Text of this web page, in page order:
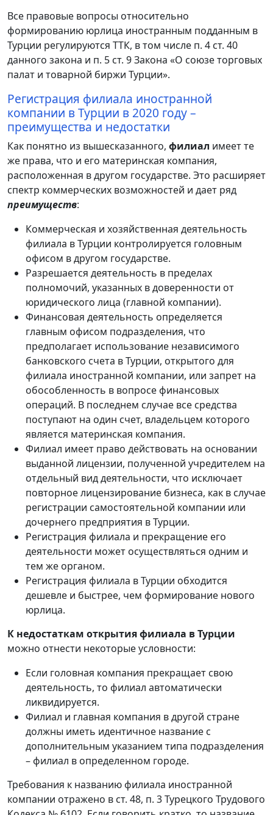
Все правовые вопросы относительно
формированию юрлица иностранным подданным в
Турции регулируются ТТК, в том числе п. 4 ст. 40
данного закона и п. 5 ст. 9 Закона «О союзе торговых
палат и товарной биржи Турции».
Регистрация филиала иностранной
компании в Турции в 2020 году –
преимущества и недостатки
Как понятно из вышесказанного, филиал имеет те
же права, что и его материнская компания,
расположенная в другом государстве. Это расширяет
спектр коммерческих возможностей и дает ряд
преимуществ:
Коммерческая и хозяйственная деятельность
филиала в Турции контролируется головным
офисом в другом государстве.
Разрешается деятельность в пределах
полномочий, указанных в доверенности от
юридического лица (главной компании).
Финансовая деятельность определяется
главным офисом подразделения, что
предполагает использование независимого
банковского счета в Турции, открытого для
филиала иностранной компании, или запрет на
обособленность в вопросе финансовых
операций. В последнем случае все средства
поступают на один счет, владельцем которого
является материнская компания.
Филиал имеет право действовать на основании
выданной лицензии, полученной учредителем на
отдельный вид деятельности, что исключает
повторное лицензирование бизнеса, как в случае
регистрации самостоятельной компании или
дочернего предприятия в Турции.
Регистрация филиала и прекращение его
деятельности может осуществляться одним и
тем же органом.
Регистрация филиала в Турции обходится
дешевле и быстрее, чем формирование нового
юрлица.
К недостаткам открытия филиала в Турции
можно отнести некоторые условности:
Если головная компания прекращает свою
деятельность, то филиал автоматически
ликвидируется.
Филиал и главная компания в другой стране
должны иметь идентичное название с
дополнительным указанием типа подразделения
– филиал в определенном городе.
Требования к названию филиала иностранной
компании отражено в ст. 48, п. 3 Турецкого Трудового